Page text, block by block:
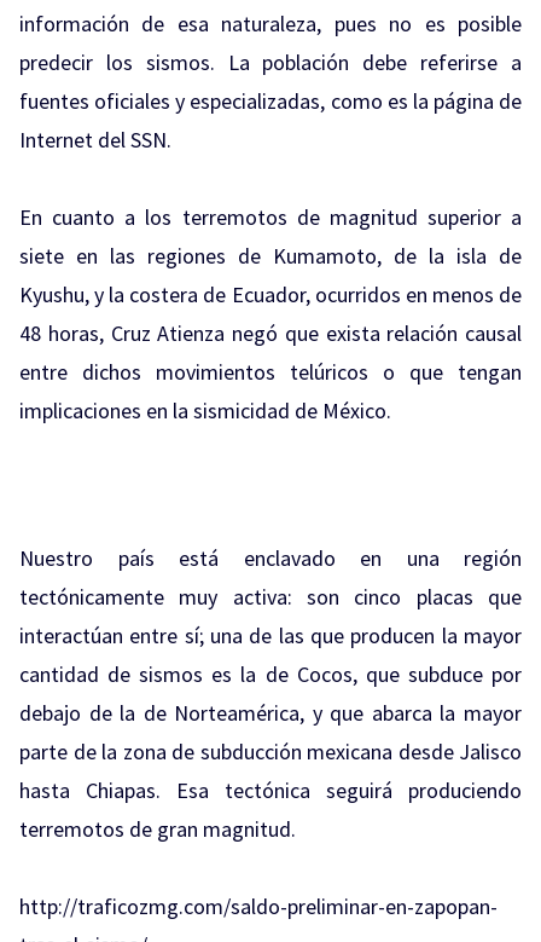
información de esa naturaleza, pues no es posible
predecir los sismos. La población debe referirse a
fuentes oficiales y especializadas, como es la página de
Internet del SSN.
En cuanto a los terremotos de magnitud superior a
siete en las regiones de Kumamoto, de la isla de
Kyushu, y la costera de Ecuador, ocurridos en menos de
48 horas, Cruz Atienza negó que exista relación causal
entre dichos movimientos telúricos o que tengan
implicaciones en la sismicidad de México.
Nuestro país está enclavado en una región
tectónicamente muy activa: son cinco placas que
interactúan entre sí; una de las que producen la mayor
cantidad de sismos es la de Cocos, que subduce por
debajo de la de Norteamérica, y que abarca la mayor
parte de la zona de subducción mexicana desde Jalisco
hasta Chiapas. Esa tectónica seguirá produciendo
terremotos de gran magnitud.
http://traficozmg.com/saldo-preliminar-en-zapopan-